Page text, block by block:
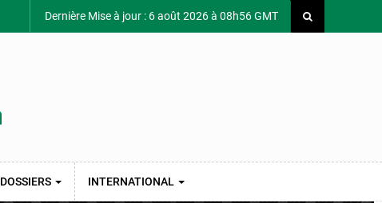
Dernière Mise à jour : 6 août 2026 à 08h56 GMT
DOSSIERS INTERNATIONAL